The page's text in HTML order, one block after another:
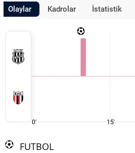
Olaylar Kadrolar İstatistik
0' 15'
FUTBOL